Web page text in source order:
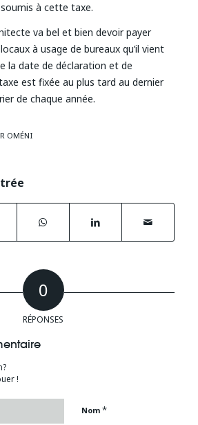
à cette taxe.
va bel et bien devoir payer
à usage de bureaux qu’il vient
la date de déclaration et de
est fixée au plus tard au dernier
de chaque année.
OMÉNI
0
RÉPONSES
!
Nom *